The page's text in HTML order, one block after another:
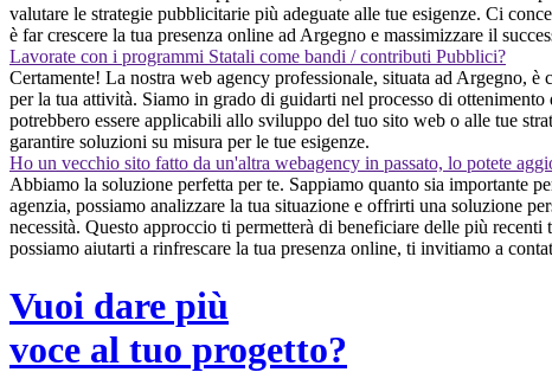
valutare le strategie pubblicitarie più adeguate alle tue esigenze. Ci
è far crescere la tua presenza online ad Argegno e massimizzare il
Lavorate con i programmi Statali come bandi / contributi Pubblici?
Certamente! La nostra web agency professionale, situata ad Argegno,
per la tua attività. Siamo in grado di guidarti nel processo di
potrebbero essere applicabili allo sviluppo del tuo sito web o alle tue
garantire soluzioni su misura per le tue esigenze.
Ho un vecchio sito fatto da un'altra webagency in passato, lo potete
Abbiamo la soluzione perfetta per te. Sappiamo quanto sia importante
agenzia, possiamo analizzare la tua situazione e offrirti una soluzione
necessità. Questo approccio ti permetterà di beneficiare delle più
possiamo aiutarti a rinfrescare la tua presenza online, ti invitiamo a
Vuoi dare più
voce al tuo progetto?